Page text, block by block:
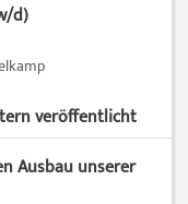
d)
veröffentlicht
Ausbau unserer